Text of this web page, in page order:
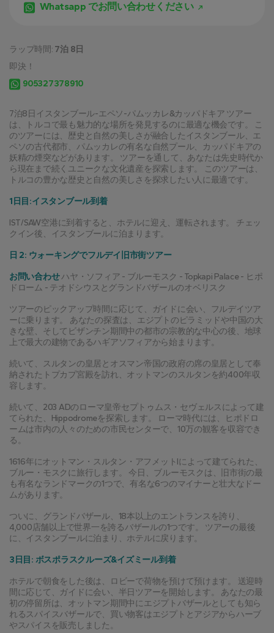
7泊8日イスタンブール-エペソ-パムッカレ&カッパドキア ツアー
は、トルコで最も魅力的な場所を発見するのに最適な機会です。 こ
のツアーには、歴史と自然の美しさが融合したイスタンブール、エ
ペソの古代都市、パムッカレの有名な自然プール、カッパドキアの
妖精の煙突などがあります。 ツアーを通して、あなたは先史時代か
ら現在まで続くユニークな文化遺産を探索します。 このツアーは、
トルコの豊かな歴史と自然の美しさを探求したい人に最適です。
1日目:イスタンブール到着
IST/SAW空港に到着すると、ホテルに迎え、運転されます。 チェッ
クイン後、イスタンブールに泊まります。
日 2: ウォーキングでフルデイ旧市街ツアー
お問い合わせ ハヤ・ソフィア - ブルーモスク - Topkapi Palace - ヒポ
ドローム - テオドシウスとグランドバザールのオベリスク
ツアーのピックアップ時間に応じて、ガイドに会い、フルデイツア
ーに乗ります。 あなたの探査は、エジプトのピラミッドや中国の大
きな壁、そしてビザンチン期間中の都市の宗教的な中心の後、地球
上で最大の建物であるハギアソフィアから始まります。
続いて、スルタンの皇居とオスマン帝国の政府の席の皇居として奉
納されたトプカプ宮殿を訪れ、オットマンのスルタンを約400年収
容します。
続いて、203 ADのローマ皇帝セプトゥムス・セヴェルスによって建
てられた、Hippodromeを探索します。 ローマ時代には、ヒポドロ
ームは市内の人々のための市民センターで、10万の観客を収容でき
る。
1616年にオットマン・スルタン・アフメットIによって建てられた、
ブルー・モスクに旅行します。 今日、ブルーモスクは、旧市街の最
も有名なランドマークの1つで、有名な6つのマイナーと壮大なドー
ムがあります。
ついに、グランドバザール、18本以上のエントランスを誇り、
4,000店舗以上で世界一を誇るバザールの1つです。 ツアーの最後
に、イスタンブールに泊まり、ホテルに戻ります。
3日目: ボスポラスクルーズ&イズミール到着
ホテルで朝食をした後は、ロビーで荷物を預けて預けます。 送迎時
間に応じて、ガイドに会い、半日ツアーを開始します。 あなたの最
初の停留所は、オットマン期間中にエジプトバザールとしても知ら
れるスパイスバザールで、買い物客はエジプトとアジアからハーブ
やスパイスを販売しました。
Whatsapp でお問い合わせください
ラップ時間: 7泊 8日
即決！
905327378910